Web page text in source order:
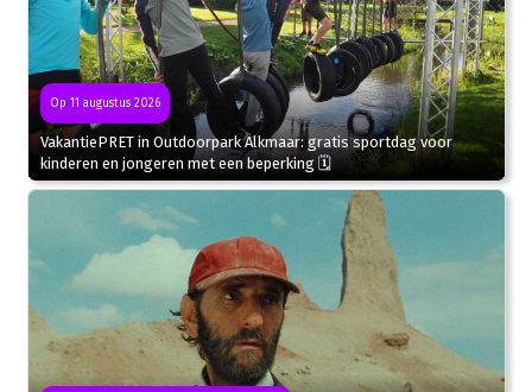
Op 11 augustus 2026
VakantiePRET in Outdoorpark Alkmaar: gratis sportdag voor
kinderen en jongeren met een beperking 🗓